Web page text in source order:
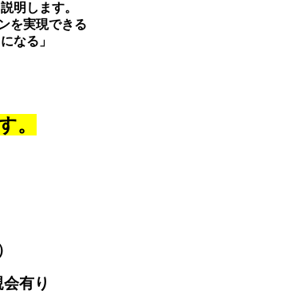
明します。
を実現できる
なる」
。
有り